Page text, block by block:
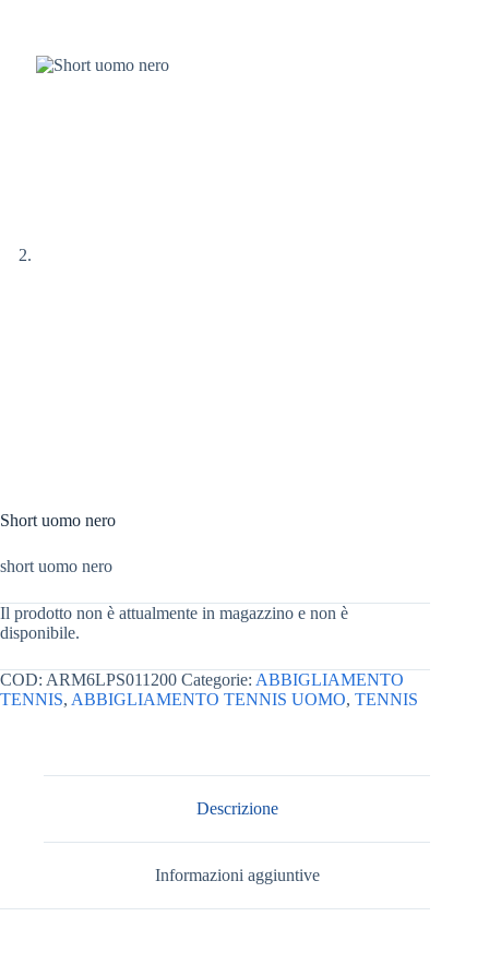
Short uomo nero
short uomo nero
Il prodotto non è attualmente in magazzino e non è
disponibile.
COD: ARM6LPS011200 Categorie: ABBIGLIAMENTO
TENNIS, ABBIGLIAMENTO TENNIS UOMO, TENNIS
Descrizione
Informazioni aggiuntive